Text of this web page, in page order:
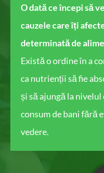
O dată ce începi să
cauzele care îți
determinată de
Există o ordine ​în a
ca nutrienții să fie
și să ajungă la
consum de bani fără
vedere.